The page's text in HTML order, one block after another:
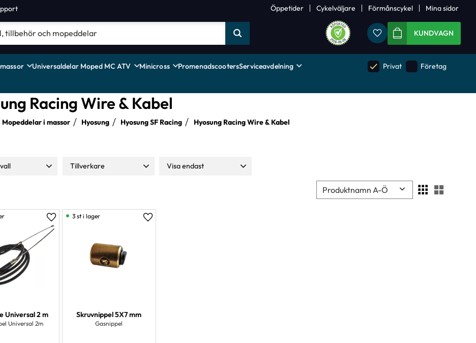
Öppetider Cykelväljare Förmånscykel Mina sidor
FavoriterKUNDVAGN
Universaldelar Moped MC ATV Minicross PromenadscootersServiceavdelning done Privat Företag
Racing Wire & Kabel
Mopeddelar i massor Hyosung Hyosung SF Racing Hyosung Racing Wire & Kabel
Tillverkare
Visa endast
Välj sortering
Universal 2 m
Universal 2m
Lägg till i favoriter
Skruvnippel 5X7 mm
Gasnippel
Lägg till i favoriter
3 st i lager